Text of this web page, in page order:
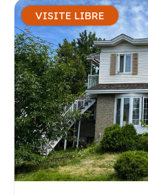
VISITE LIBRE